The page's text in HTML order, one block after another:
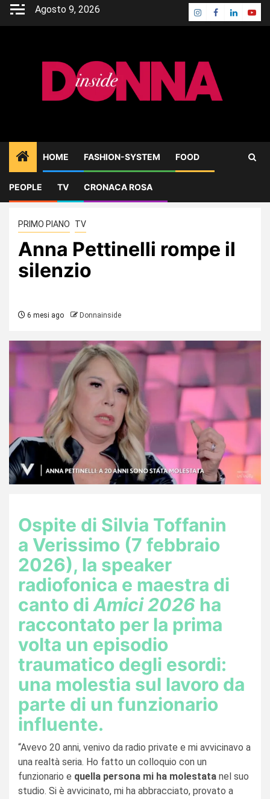
Skip
Agosto 9, 2026 Instagram
Facebook
Linkedin
HOME FASHION-SYSTEM FOOD
PEOPLE TV CRONACA ROSA
Home TV Anna Pettinelli rompe il silenzio
PRIMO PIANO TV
Anna Pettinelli rompe il
silenzio
6 mesi ago Donnainside
Ospite di Silvia Toffanin
a Verissimo (7 febbraio
2026), la speaker
radiofonica e maestra di
canto di Amici 2026 ha
raccontato per la prima
volta un episodio
traumatico degli esordi:
una molestia sul lavoro da
parte di un funzionario
influente.
“Avevo 20 anni, venivo da radio private e mi avvicinavo a
una realtà seria. Ho fatto un colloquio con un
funzionario e quella persona mi ha molestata nel suo
studio. Si è avvicinato, mi ha abbracciato, provato a